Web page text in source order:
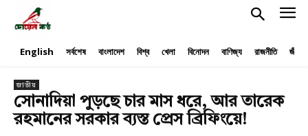
English সর্বশেষ বাংলাদেশ বিশ্ব খেলা বিনোদন বাণিজ্য রাজনীতি
জাতীয়
সোনাদিয়া পুড়ছে চার মাস ধরে, আর তারেক
রহমানের সরকার ব্যস্ত প্রেস ব্রিফিংয়ে!